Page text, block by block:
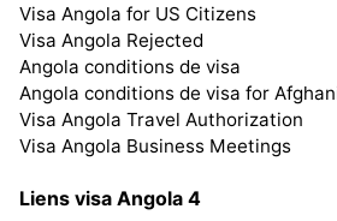
Visa Angola for US Citizens
Visa Angola Rejected
Angola conditions de visa
Angola conditions de visa for
Visa Angola Travel Authorization
Visa Angola Business Meetings
Liens visa Angola 4